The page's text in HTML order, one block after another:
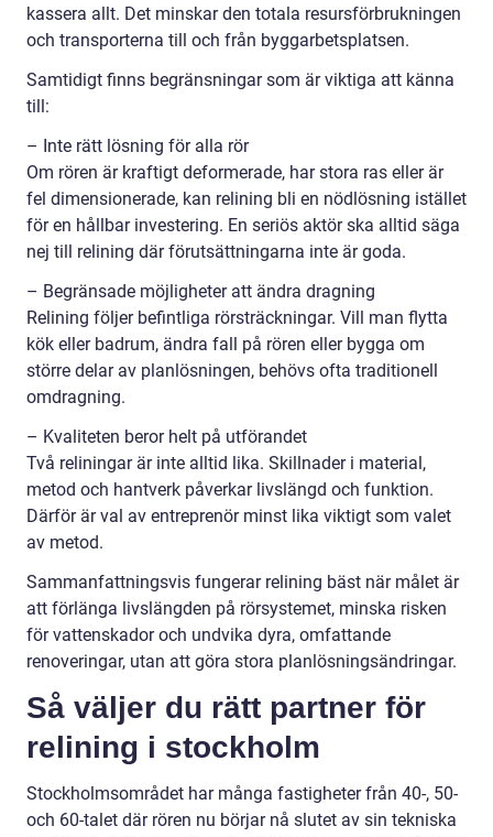
kassera allt. Det minskar den totala resursförbrukningen
och transporterna till och från byggarbetsplatsen.
Samtidigt finns begränsningar som är viktiga att känna
till:
– Inte rätt lösning för alla rör
Om rören är kraftigt deformerade, har stora ras eller är
fel dimensionerade, kan relining bli en nödlösning istället
för en hållbar investering. En seriös aktör ska alltid säga
nej till relining där förutsättningarna inte är goda.
– Begränsade möjligheter att ändra dragning
Relining följer befintliga rörsträckningar. Vill man flytta
kök eller badrum, ändra fall på rören eller bygga om
större delar av planlösningen, behövs ofta traditionell
omdragning.
– Kvaliteten beror helt på utförandet
Två reliningar är inte alltid lika. Skillnader i material,
metod och hantverk påverkar livslängd och funktion.
Därför är val av entreprenör minst lika viktigt som valet
av metod.
Sammanfattningsvis fungerar relining bäst när målet är
att förlänga livslängden på rörsystemet, minska risken
för vattenskador och undvika dyra, omfattande
renoveringar, utan att göra stora planlösningsändringar.
Så väljer du rätt partner för
relining i stockholm
Stockholmsområdet har många fastigheter från 40-, 50-
och 60-talet där rören nu börjar nå slutet av sin tekniska